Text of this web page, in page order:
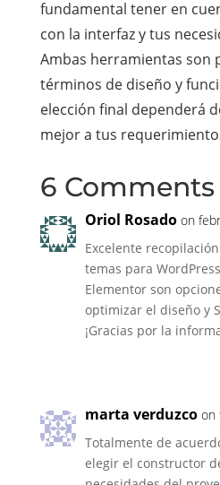
fundamental tener en
con la interfaz y tus
Ambas herramientas son
términos de diseño y
elección final dependerá
mejor a tus
6 Comments
Oriol Rosado on
Excelente
temas para
Elementor son
optimizar el diseño y
¡Gracias por la
marta verduzco on
Totalmente de
elegir el constructor